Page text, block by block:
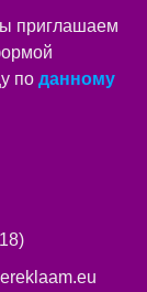
приглашаем
по данному